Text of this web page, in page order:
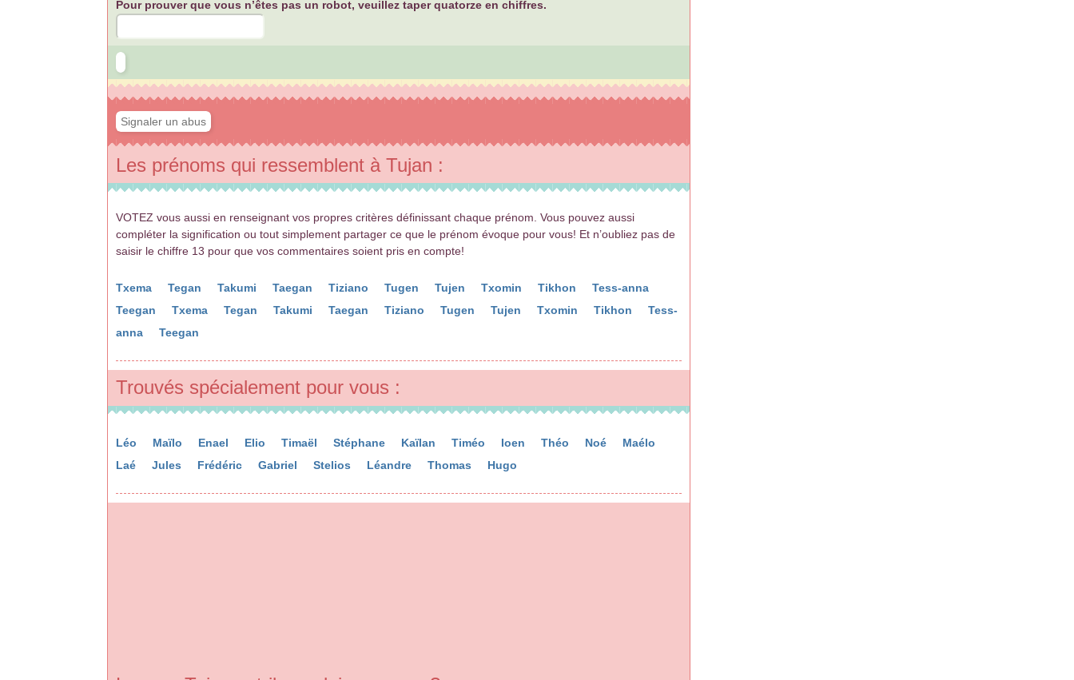
Pour prouver que vous n’êtes pas un robot, veuillez taper quatorze en chiffres.
Les prénoms qui ressemblent à Tujan :
VOTEZ vous aussi en renseignant vos propres critères définissant chaque prénom. Vous pouvez aussi
compléter la signification ou tout simplement partager ce que le prénom évoque pour vous! Et n’oubliez pas de
saisir le chiffre 13 pour que vos commentaires soient pris en compte!
Txema Tegan Takumi Taegan Tiziano Tugen Tujen Txomin Tikhon
Tess-anna
Teegan
Txema Tegan Takumi Taegan Tiziano Tugen Tujen Txomin Tikhon
Tess-
anna
Teegan
Trouvés spécialement pour vous :
Léo Maïlo Enael Elio Timaël Stéphane Kaïlan Timéo Ioen Théo Noé
Maélo
Laé
Jules Frédéric Gabriel Stelios Léandre Thomas Hugo